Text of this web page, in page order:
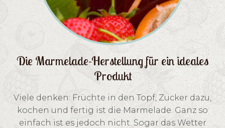
Die Marmelade-Herstellung für ein ideales
Produkt
Viele denken: Früchte in den Topf, Zucker dazu,
kochen und fertig ist die Marmelade. Ganz so
einfach ist es jedoch nicht. Sogar das Wetter